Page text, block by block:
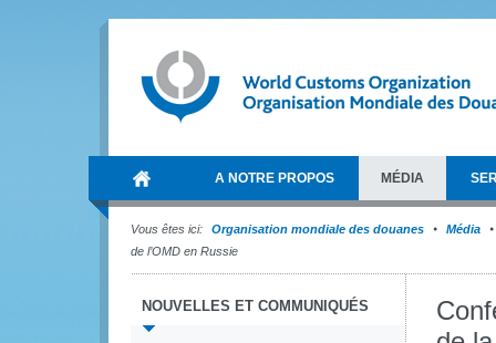
A NOTRE PROPOS MÉDIA
Vous êtes ici: Organisation mondiale des douanes
Média
de l’OMD en Russie
NOUVELLES ET COMMUNIQUÉS